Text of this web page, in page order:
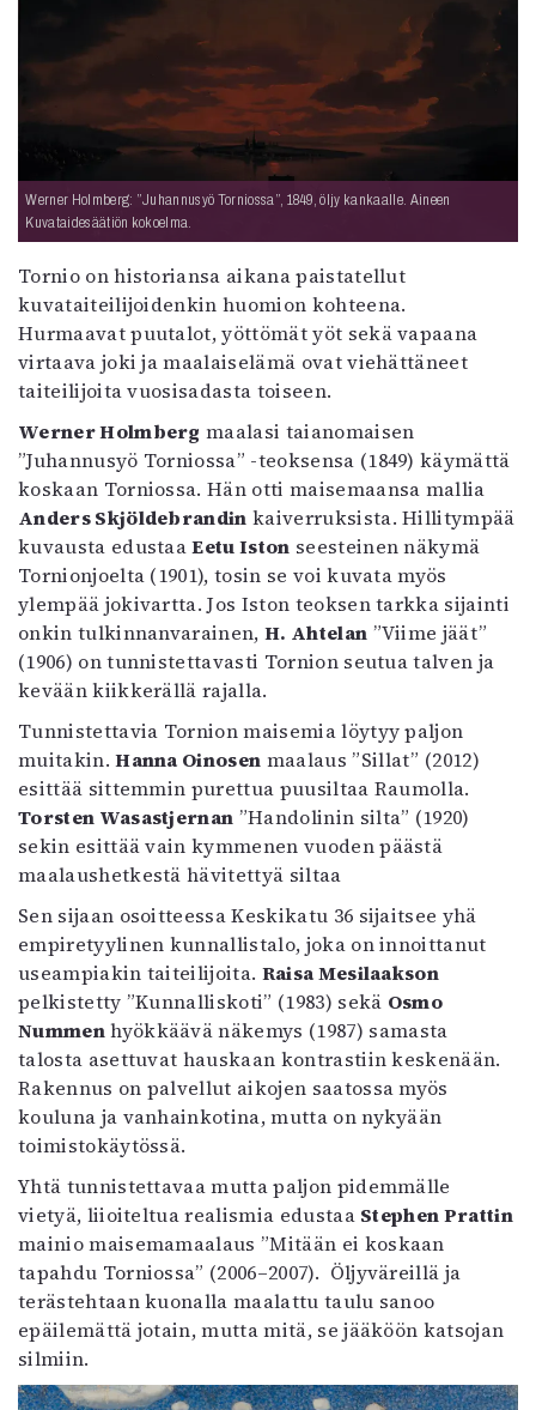
Werner Holmberg: ”Juhannusyö Torniossa”, 1849, öljy kankaalle. Aineen
Kuvataidesäätiön kokoelma.
Tornio on historiansa aikana paistatellut
kuvataiteilijoidenkin huomion kohteena.
Hurmaavat puutalot, yöttömät yöt sekä vapaana
virtaava joki ja maalaiselämä ovat viehättäneet
taiteilijoita vuosisadasta toiseen.
Werner Holmberg maalasi taianomaisen
”Juhannusyö Torniossa” -teoksensa (1849) käymättä
koskaan Torniossa. Hän otti maisemaansa mallia
Anders Skjöldebrandin kaiverruksista. Hillitympää
kuvausta edustaaEetu Iston seesteinen näkymä
Tornionjoelta (1901), tosin se voi kuvata myös
ylempää jokivartta. Jos Iston teoksen tarkka sijainti
onkin tulkinnanvarainen,H. Ahtelan ”Viime jäät”
(1906) on tunnistettavasti Tornion seutua talven ja
kevään kiikkerällä rajalla.
Tunnistettavia Tornion maisemia löytyy paljon
muitakin.Hanna Oinosen maalaus ”Sillat” (2012)
esittää sittemmin purettua puusiltaa Raumolla.
Torsten Wasastjernan ”Handolinin silta” (1920)
sekin esittää vain kymmenen vuoden päästä
maalaushetkestä hävitettyä siltaa
Sen sijaan osoitteessa Keskikatu 36 sijaitsee yhä
empiretyylinen kunnallistalo, joka on innoittanut
useampiakin taiteilijoita. Raisa Mesilaakson
pelkistetty ”Kunnalliskoti” (1983) sekä Osmo
Nummenhyökkäävä näkemys (1987) samasta
talosta asettuvat hauskaan kontrastiin keskenään.
Rakennus on palvellut aikojen saatossa myös
kouluna ja vanhainkotina, mutta on nykyään
toimistokäytössä.
Yhtä tunnistettavaa mutta paljon pidemmälle
vietyä, liioiteltua realismia edustaa Stephen Prattin
mainio maisemamaalaus ”Mitään ei koskaan
tapahdu Torniossa” (2006–2007). Öljyväreillä ja
terästehtaan kuonalla maalattu taulu sanoo
epäilemättä jotain, mutta mitä, se jääköön katsojan
silmiin.